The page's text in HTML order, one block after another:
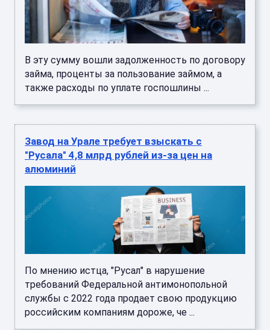
В эту сумму вошли задолженность по договору
займа, проценты за пользование займом, а
также расходы по уплате госпошлины ...
Завод на Урале требует взыскать с
"Русала" 4,8 млрд рублей из-за цен на
алюминий
По мнению истца, "Русал" в нарушение
требований Федеральной антимонопольной
службы с 2022 года продает свою продукцию
российским компаниям дороже, че ...